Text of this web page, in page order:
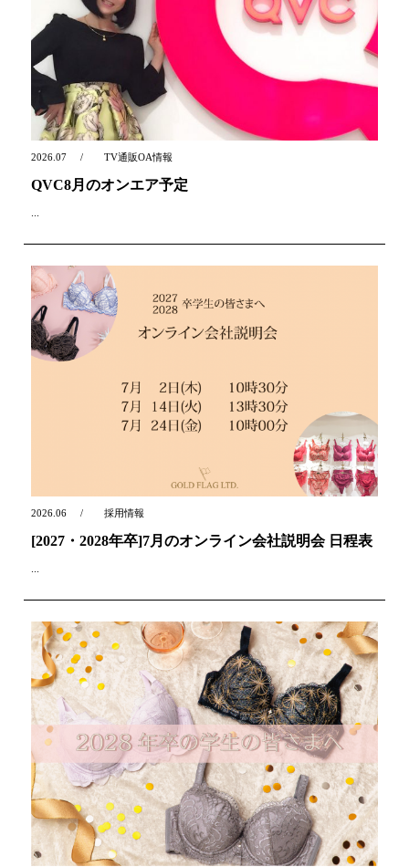
2026.07 TV通販OA情報
QVC8月のオンエア予定
...
2026.06 採用情報
[2027・2028年卒]7月のオンライン会社説明会 日程表
...